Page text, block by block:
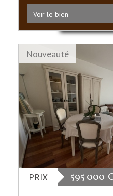
Voir le bien
Nouveauté
PRIX 595 000